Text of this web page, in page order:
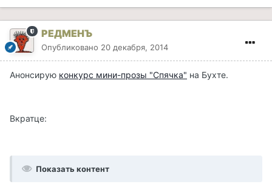
РЕДМЕНЪ
Опубликовано 20 декабря, 2014
Анонсирую конкурс мини-прозы "Спячка" на Бухте.
Вкратце:
Показать контент